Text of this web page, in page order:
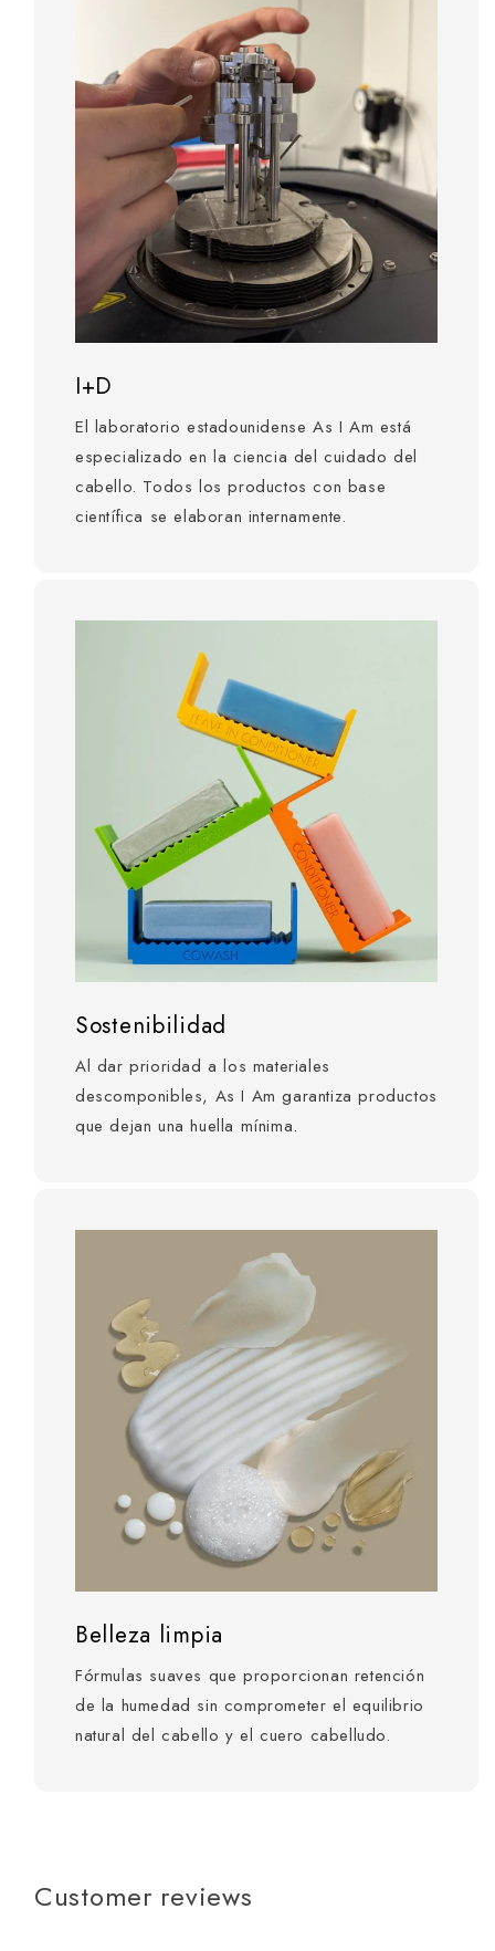
I+D
El laboratorio estadounidense As I Am está
especializado en la ciencia del cuidado del
cabello. Todos los productos con base
científica se elaboran internamente.
Sostenibilidad
Al dar prioridad a los materiales
descomponibles, As I Am garantiza productos
que dejan una huella mínima.
Belleza limpia
Fórmulas suaves que proporcionan retención
de la humedad sin comprometer el equilibrio
natural del cabello y el cuero cabelludo.
Customer reviews